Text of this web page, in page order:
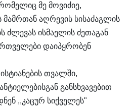
მე მოვიძიე,
მამრთან აღრევის სისაძაგლის
ძლევას ისმაელის ძეთაგან
დაიპყრობენ
თვალში,
განსხვავებით
,,კაცურ სიქველეს"